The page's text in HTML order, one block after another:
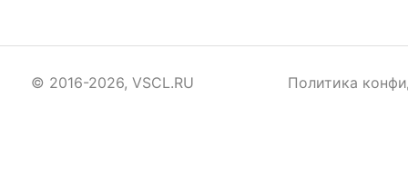
© 2016-2026, VSCL.RU Политика